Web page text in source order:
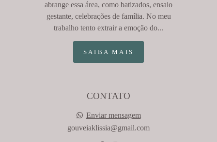
abrange essa área, como batizados, ensaio
gestante, celebrações de família. No meu
trabalho tento extrair a emoção do...
SAIBA MAIS
CONTATO
Enviar mensagem
gouveiaklissia@gmail.com